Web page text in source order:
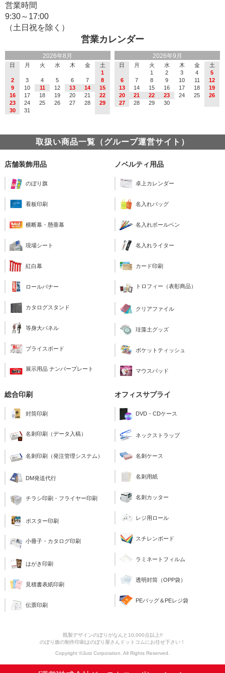
営業カレンダー
2026年8月
日 月 火 水 木 金
土
1
2
3 4 5 6 7
8
9
10 11 12 13 14
15
16
17 18 19 20 21
22
23
24 25 26 27 28
29
30
31
2026年9月
日 月 火 水 木 金
土
1
2 3 4
5
6
7 8 9 10 11
12
13
14 15 16 17 18
19
20
21 22 23 24 25
26
27
28 29 30
営業時間
9:30～17:00
（土日祝を除く）
取扱い商品一覧（グループ運営サイト）
店舗装飾用品
のぼり旗
看板印刷
横断幕・懸垂幕
現場シート
紅白幕
ロールバナー
カタログスタンド
等身大パネル
プライスボード
展示用品 ナンバープレート
ノベルティ用品
卓上カレンダー
名入れバッグ
名入れボールペン
名入れライター
カード印刷
トロフィー（表彰商品）
クリアファイル
珪藻土グッズ
ポケットティッシュ
マウスパッド
総合印刷
封筒印刷
名刺印刷（データ入稿）
名刺印刷（発注管理システム）
DM発送代行
チラシ印刷・フライヤー印刷
ポスター印刷
小冊子・カタログ印刷
はがき印刷
見積書表紙印刷
伝票印刷
オフィスサプライ
DVD・CDケース
ネックストラップ
名刺ケース
名刺用紙
名刺カッター
レジ用ロール
スチレンボード
ラミネートフィルム
透明封筒（OPP袋）
PEバッグ＆PEレジ袋
既製デザインのぼりがなんと10,000点以上!!
のぼり旗の制作印刷はのぼり屋さんドットコムにお任せ下さい！
Copyright ©Just Corporation. All Rights Reserved.